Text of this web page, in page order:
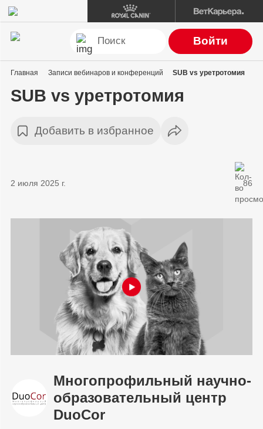
Войти
Главная Записи вебинаров и конференций SUB vs уретротомия
SUB vs уретротомия
Добавить в избранное
2 июля 2025 г. 86
Многопрофильный научно-
образовательный центр
DuoCor